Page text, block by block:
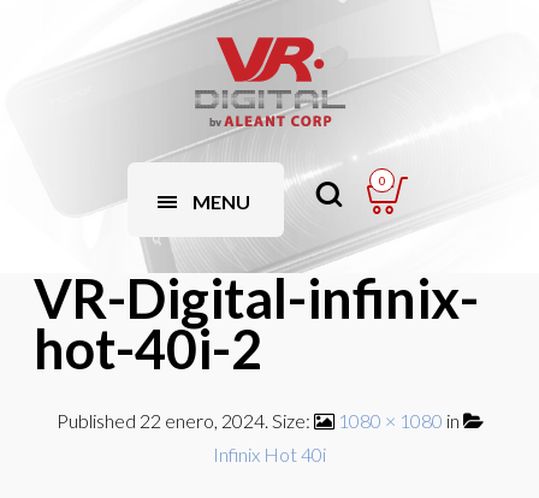
MENU
0
VR-Digital-infinix-
hot-40i-2
Published 22 enero, 2024. Size: 1080 × 1080 in
Infinix Hot 40i